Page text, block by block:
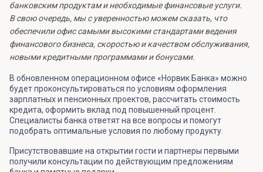
банковским продуктам и необходимые финансовые услуги.
В свою очередь, мы с уверенностью можем сказать, что
обеспечили офис самыми высокими стандартами ведения
финансового бизнеса, скоростью и качеством обслуживания,
новыми кредитными программами и бонусами.
В обновленном операционном офисе «Норвик Банка» можно
будет проконсультироваться по условиям оформления
зарплатных и пенсионных проектов, рассчитать стоимость
кредита, оформить вклад под повышенный процент.
Специалисты банка ответят на все вопросы и помогут
подобрать оптимальные условия по любому продукту.
Присутствовавшие на открытии гости и партнеры первыми
получили консультации по действующим предложениям